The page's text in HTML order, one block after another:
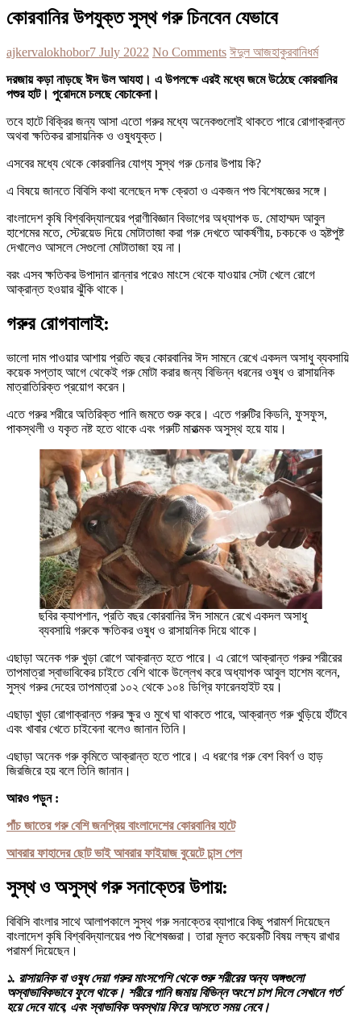
কোরবানির উপযুক্ত সুস্থ গরু চিনবেন যেভাবে
ajkervalokhobor7 July 2022 No Comments ঈদুল আজহাকুরবানিধর্ম
দরজায় কড়া নাড়ছে ঈদ উল আযহা। এ উপলক্ষে এরই মধ্যে জমে উঠেছে কোরবানির
পশুর হাট। পুরোদমে চলছে বেচাকেনা।
তবে হাটে বিক্রির জন্য আসা এতো গরুর মধ্যে অনেকগুলোই থাকতে পারে রোগাক্রান্ত
অথবা ক্ষতিকর রাসায়নিক ও ওষুধযুক্ত।
এসবের মধ্যে থেকে কোরবানির যোগ্য সুস্থ গরু চেনার উপায় কি?
এ বিষয়ে জানতে বিবিসি কথা বলেছেন দক্ষ ক্রেতা ও একজন পশু বিশেষজ্ঞের সঙ্গে।
বাংলাদেশ কৃষি বিশ্ববিদ্যালয়ের প্রাণীবিজ্ঞান বিভাগের অধ্যাপক ড. মোহাম্মদ আবুল
হাশেমের মতে, স্টেরয়েড দিয়ে মোটাতাজা করা গরু দেখতে আকর্ষণীয়, চকচকে ও হৃষ্টপুষ্ট
দেখালেও আসলে সেগুলো মোটাতাজা হয় না।
বরং এসব ক্ষতিকর উপাদান রান্নার পরেও মাংসে থেকে যাওয়ার সেটা খেলে রোগে
আক্রান্ত হওয়ার ঝুঁকি থাকে।
গরুর রোগবালাই:
ভালো দাম পাওয়ার আশায় প্রতি বছর কোরবানির ঈদ সামনে রেখে একদল অসাধু ব্যবসায়ি
কয়েক সপ্তাহ আগে থেকেই গরু মোটা করার জন্য বিভিন্ন ধরনের ওষুধ ও রাসায়নিক
মাত্রাতিরিক্ত প্রয়োগ করেন।
এতে গরুর শরীরে অতিরিক্ত পানি জমতে শুরু করে। এতে গরুটির কিডনি, ফুসফুস,
পাকস্থলী ও যকৃত নষ্ট হতে থাকে এবং গরুটি মারাত্মক অসুস্থ হয়ে যায়।
ছবির ক্যাপশান, প্রতি বছর কোরবানির ঈদ সামনে রেখে একদল অসাধু
ব্যবসায়ি গরুকে ক্ষতিকর ওষুধ ও রাসায়নিক দিয়ে থাকে।
এছাড়া অনেক গরু খুড়া রোগে আক্রান্ত হতে পারে। এ রোগে আক্রান্ত গরুর শরীরের
তাপমাত্রা স্বাভাবিকের চাইতে বেশি থাকে উল্লেখ করে অধ্যাপক আবুল হাশেম বলেন,
সুস্থ গরুর দেহের তাপমাত্রা ১০২ থেকে ১০৪ ডিগ্রি ফারেনহাইট হয়।
এছাড়া খুড়া রোগাক্রান্ত গরুর ক্ষুর ও মুখে ঘা থাকতে পারে, আক্রান্ত গরু খুড়িয়ে হাঁটবে
এবং খাবার খেতে চাইবেনা বলেও জানান তিনি।
এছাড়া অনেক গরু কৃমিতে আক্রান্ত হতে পারে। এ ধরণের গরু বেশ বিবর্ণ ও হাড়
জিরজিরে হয় বলে তিনি জানান।
আরও পড়ুন :
পাঁচ জাতের গরু বেশি জনপ্রিয় বাংলাদেশের কোরবানির হাটে
আবরার ফাহাদের ছোট ভাই আবরার ফাইয়াজ বুয়েটে চান্স পেল
সুস্থ ও অসুস্থ গরু সনাক্তের উপায়:
বিবিসি বাংলার সাথে আলাপকালে সুস্থ গরু সনাক্তের ব্যাপারে কিছু পরামর্শ দিয়েছেন
বাংলাদেশ কৃষি বিশ্ববিদ্যালয়ের পশু বিশেষজ্ঞরা। তারা মূলত কয়েকটি বিষয় লক্ষ্য রাখার
পরামর্শ দিয়েছেন।
১. রাসায়নিক বা ওষুধ দেয়া গরুর মাংসপেশি থেকে শুরু শরীরের অন্য অঙ্গগুলো
অস্বাভাবিকভাবে ফুলে থাকে। শরীরে পানি জমায় বিভিন্ন অংশে চাপ দিলে সেখানে গর্ত
হয়ে দেবে যাবে, এবং স্বাভাবিক অবস্থায় ফিরে আসতে সময় নেবে।